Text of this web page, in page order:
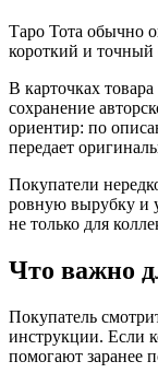
Таро Тота обычно
короткий и точный
В карточках
сохранение
ориентир: по
передает
Покупатели
ровную вырубку и
не только для
Что важно
Покупатель
инструкции. Если
помогают заранее